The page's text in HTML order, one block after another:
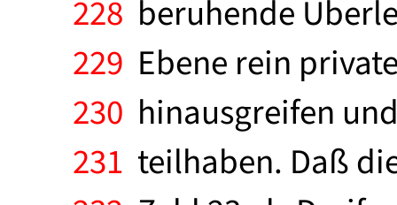
228 beruhende
229 Ebene rein
230 hinausgreifen
231 teilhaben. Daß